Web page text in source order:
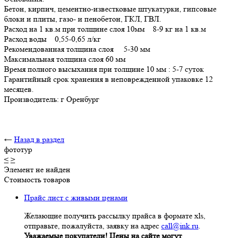
Бетон, кирпич, цементно-известковые штукатурки, гипсовые
блоки и плиты, газо- и пенобетон, ГКЛ, ГВЛ.
Расход на 1 кв.м при толщине слоя 10мм 8-9 кг на 1 кв.м
Расход воды 0,55-0,65 л/кг
Рекомендованная толщина слоя 5-30 мм
Максимальная толщина слоя 60 мм
Время полного высыхания при толщине 10 мм : 5-7 суток
Гарантийный срок хранения в неповрежденной упаковке 12
месяцев.
Производитель: г Оренбург
← Назад в раздел
фототур
< >
Элемент не найден
Стоимость товаров
Прайс лист с живыми ценами
Желающие получить рассылку прайса в формате xls,
отправьте, пожалуйста, заявку на адрес call@ink.ru.
Уважаемые покупатели! Цены на сайте могут